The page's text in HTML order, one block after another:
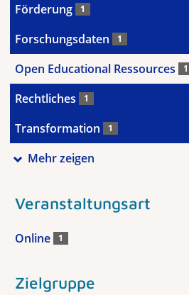
Förderung 1
Forschungsdaten 1
Open Educational Ressources 1
Rechtliches 1
Transformation 1
Mehr zeigen
Veranstaltungsart
Online 1
Zielgruppe